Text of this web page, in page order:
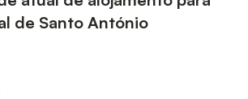
de Santo António